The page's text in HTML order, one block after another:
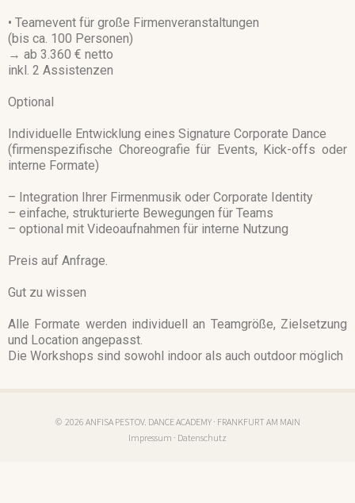
• Teamevent für große Firmenveranstaltungen
(bis ca. 100 Personen)
→ ab 3.360 € netto
inkl. 2 Assistenzen
Optional
Individuelle Entwicklung eines Signature Corporate Dance
(firmenspezifische Choreografie für Events, Kick-offs oder
interne Formate)
– Integration Ihrer Firmenmusik oder Corporate Identity
– einfache, strukturierte Bewegungen für Teams
– optional mit Videoaufnahmen für interne Nutzung
Preis auf Anfrage.
Gut zu wissen
Alle Formate werden individuell an Teamgröße, Zielsetzung
und Location angepasst.
Die Workshops sind sowohl indoor als auch outdoor möglich
© 2026 ANFISA PESTOV. DANCE ACADEMY · FRANKFURT AM MAIN
Impressum · Datenschutz